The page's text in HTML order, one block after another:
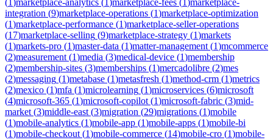
integration (9)marketplace-operations (1)marketplace-optimization
(1)marketplace-performance (1)marketplace-seller-operations
(17)marketplace-selling (9)marketplace-strategy (1)markets
(1)markets-pro (1)master-data (1)matter-management (1)mcommerce
(2)measurement (1)media (3)medical-device (1)membership
(2)membership-sites (3)memberships (1)mercadolibre (2)mes
(2)messaging (1)metabase (1)metasfresh (1)method-crm (1)metrics
(2)mexico (1)mfa (1)microlearning (1)microservices (6)microsoft
(4)microsoft-365 (1)microsoft-copilot (1)microsoft-fabric (3)mid-
market (3)middle-east (3)migration (29)migrations (1)mobile
(1)mobile-analytics (1)mobile-app (1)mobile-apps (1)mobile-bi
(1)mobile-checkout (1)mobile-commerce (14)mobile-cro (1)mobile-